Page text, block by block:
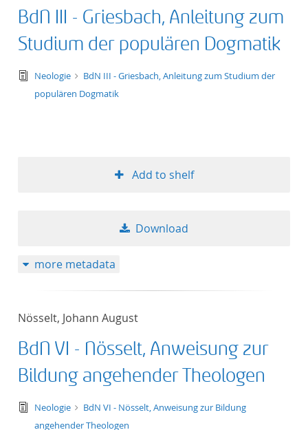
BdN III - Griesbach, Anleitung zum
Studium der populären Dogmatik
text/tg.edition+tg.aggregation+xml
Neologie
BdN III - Griesbach, Anleitung zum Studium der
populären Dogmatik
Add to shelf
Download
more metadata
Nösselt, Johann August
BdN VI - Nösselt, Anweisung zur
Bildung angehender Theologen
text/tg.edition+tg.aggregation+xml
Neologie
BdN VI - Nösselt, Anweisung zur Bildung
angehender Theologen